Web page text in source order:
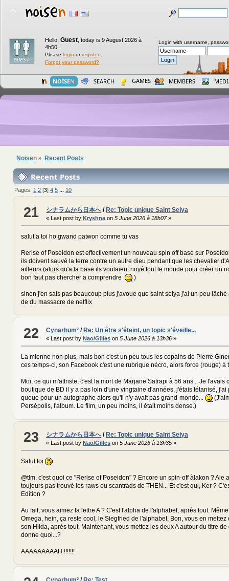
Hello, Guest today is 9 August 2026 à
4h50.
Please login orregister.
Forgot your password?
Login with username,
NOISEN SEARCH GAMES MEMBERS
Noisen » Recent Posts
Recent Posts
Pages: 1 2 [3]4 5 ... 10
21 シナラムから日本へ/Re: Topic unique Saint Seiya
« Last post byKryshna on 5 June 2026 à 18h07»
salut a toi ho gwand patwon comme tu vas
Rerise of Poséidon est effectivement un nouveau spin off basé sur
ils doivent sauvé la terre contre un autre dieu pendant que les chevalier
ailleurs (alors qu'a la base ils voulaient noyé tout le monde pour créer un
bon faut pas chercher a comprendre
)
sinon j'en sais pas beaucoup plus j'avoue que saint seiya j'ai un peu lâché
de du massacre de netflix
22 Cynarhum² / Re: Un être s'éteint, un topic s'éveille...
« Last post by Nao/Gilles on 5 June 2026 à 13h36 »
La mienne non plus, mais bon c'est un peu tous les copains de Pierre
ces temps-ci, son Facebook c'est une rubrique nécro, alors force (rouge) à
Moi, ce qui m'attriste, c'est la mort de Marjane Satrapi à 56 ans... Je l'avais
boutique de BD il y a pas loin d'une vingtaine d'années, j'étais tétanisé, j'ai
queue pour un autographe alors qu'il n'y avait pas grand-monde...
Persépolis, l'album. Le film, un peu moins, il était moins dense.)
23 シナラムから日本へ/Re: Topic unique Saint Seiya
« Last post byNao/Gilles on 5 June 2026 à 13h35 »
Salut toi
@tlm, c'est quoi ce "Rerise of Poseidon" ? Encore un spin-off àlakon ? Aie
toujours pas trouvé les raws ou scantrads de THEN... Et c'est qui, Ker ?
Edition ?
Au fait, vous aimez la lettre A ? C'est l'alpha de l'alphabet, après tout.
Omega, hein, ça reste cool, le Siegfried de l'alphabet. Bon, vous en mettez
son Hilda, après tout. Maintenant, vous mettez les deux A autour du titre
donne quoi...?
AAAAAAAAAH !!!!!!!